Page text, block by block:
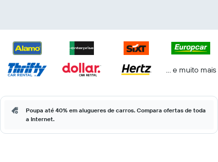
... e muito mais
Poupa até 40% em alugueres de carros. Compara ofertas de toda
a Internet.